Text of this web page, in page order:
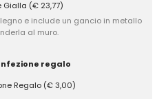
Gialla (€ 23,77)
e include un gancio in metallo
al muro.
regalo
Regalo (€ 3,00)